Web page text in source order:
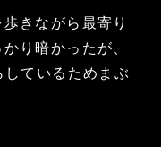
きながら最寄り
り暗かったが、
ているためまぶ